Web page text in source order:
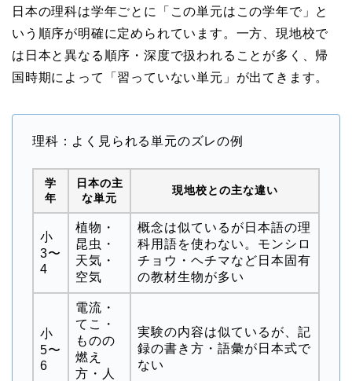
日本の理科は学年ごとに「この単元はこの学年で」と
いう順序が明確に定められています。一方、現地校で
は日本と異なる順序・深度で扱われることが多く、帰
国時期によって「習っていない単元」が出てきます。
理科：よく見られる単元のズレの例
学
年
日本の主
な単元
現地校との主な違い
小
3〜
4
植物・
昆虫・
天気・
空気
概念は似ているが日本語の理
科用語を使わない。モンシロ
チョウ・ヘチマなど日本固有
の教材生物が多い
小
5〜
6
電流・
てこ・
ものの
燃え
方・人
実験の内容は似ているが、記
録の書き方・語彙が日本式で
ない